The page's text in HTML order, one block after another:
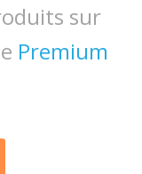
sur
Premium